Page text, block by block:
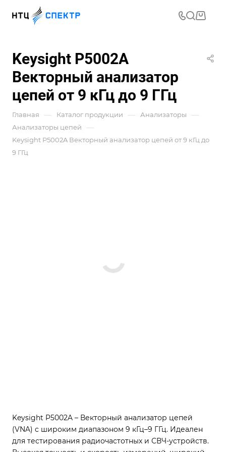
Keysight P5002A
Векторный анализатор
цепей от 9 кГц до 9 ГГц
Главная — Каталог продукции — Анализаторы —
Анализаторы цепей —
Keysight P5002A Векторный анализатор цепей от 9 кГц до
9 ГГц
Keysight P5002A – Векторный анализатор цепей
(VNA) с широким диапазоном 9 кГц–9 ГГц. Идеален
для тестирования радиочастотных и СВЧ-устройств.